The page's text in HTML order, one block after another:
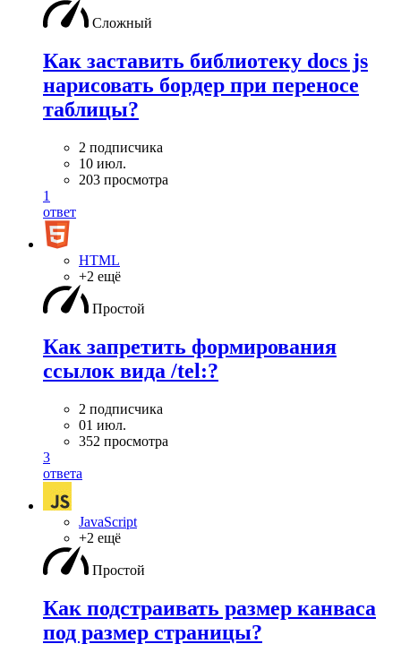
Сложный
Как заставить библиотеку docs js
нарисовать бордер при переносе
таблицы?
2 подписчика
10 июл.
203 просмотра
1
ответ
HTML
+2 ещё
Простой
Как запретить формирования
ссылок вида /tel:?
2 подписчика
01 июл.
352 просмотра
3
ответа
JavaScript
+2 ещё
Простой
Как подстраивать размер канваса
под размер страницы?